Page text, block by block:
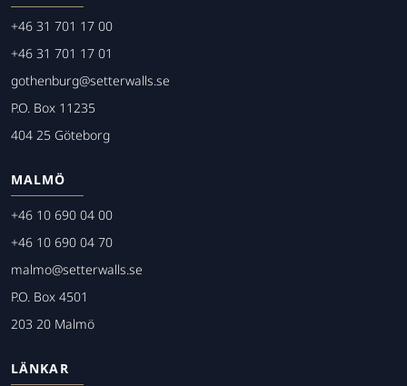
+46 31 701 17 00
+46 31 701 17 01
gothenburg@setterwalls.se
P.O. Box 11235
404 25 Göteborg
MALMÖ
+46 10 690 04 00
+46 10 690 04 70
malmo@setterwalls.se
P.O. Box 4501
203 20 Malmö
LÄNKAR